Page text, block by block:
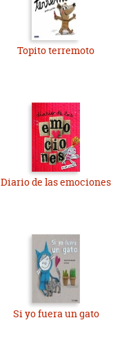
Topito terremoto
Diario de las emociones
Si yo fuera un gato